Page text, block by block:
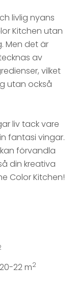
livlig nyans
Kitchen utan
Men det är
av
vilket
utan också
liv tack vare
fantasi vingar.
förvandla
din kreativa
Color Kitchen!
22 m2